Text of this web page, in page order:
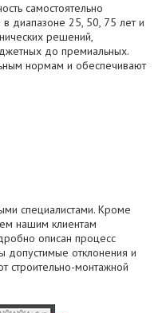
самостоятельно
диапазоне 25, 50, 75 лет и
решений,
до премиальных.
нормам и обеспечивают
специалистами. Кроме
нашим клиентам
описан процесс
допустимые отклонения и
строительно-монтажной